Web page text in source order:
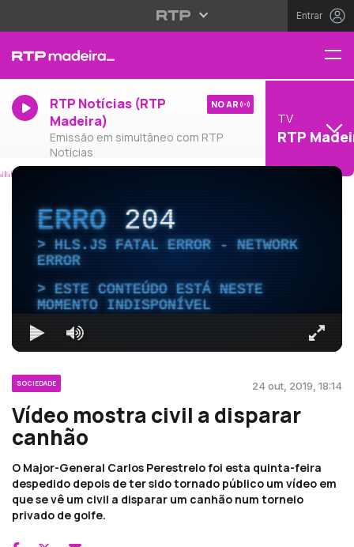
Entrar
RTP Notícias (RTP
Madeira)
Emissão em simultâneo com RTP
Notícias
NO AR
TV
RTP
ERRO204
HLS.JS FATAL ERROR - NETWORK
ERROR
ESTE CONTEÚDO ESTÁ NESTE
MOMENTO INDISPONÍVEL
SOCIEDADE 24 out, 2019, 18:14
Vídeo mostra civil a disparar
canhão
O Major-General Carlos Perestrelo foi esta quinta-feira
despedido depois de ter sido tornado público um vídeo em
que se vê um civil a disparar um canhão num torneio
privado de golfe.